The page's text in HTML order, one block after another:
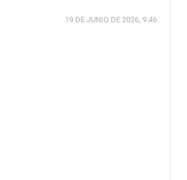
19 DE JUNIO DE 2026, 9:46